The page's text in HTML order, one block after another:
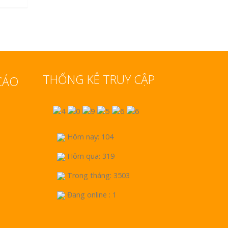
THỐNG KÊ TRUY CẬP
Hôm nay: 104
Hôm qua: 319
Trong tháng: 3503
Đang online : 1